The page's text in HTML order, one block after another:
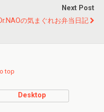
Next Post
の気まぐれお弁当日記
top
Desktop